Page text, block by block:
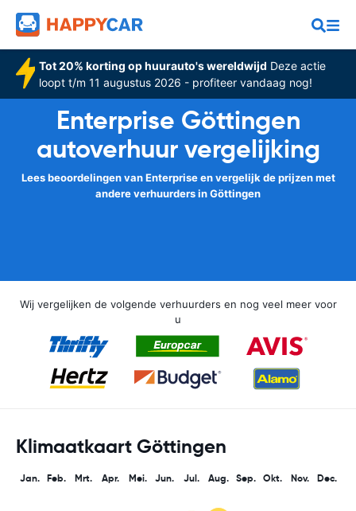
Tot 20% korting op huurauto's wereldwijd Deze actie
loopt t/m 11 augustus 2026 - profiteer vandaag nog!
Enterprise Göttingen
autoverhuur vergelijking
Lees beoordelingen van Enterprise en vergelijk de prijzen met
andere verhuurders in Göttingen
Wij vergelijken de volgende verhuurders en nog veel meer voor
u
Klimaatkaart Göttingen
Jan. Feb. Mrt. Apr. Mei. Jun. Jul. Aug. Sep. Okt. Nov. Dec.